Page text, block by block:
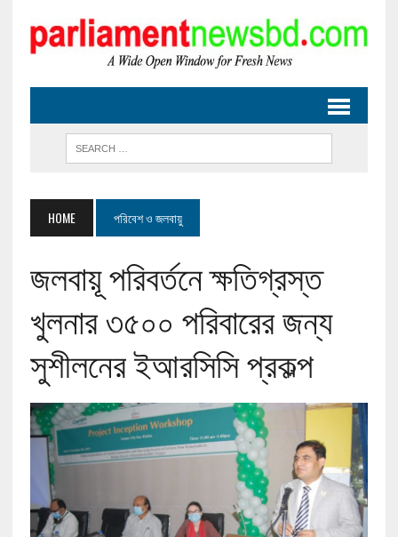
HOME পরিবেশ ও জলবায়ু
জলবায়ূ পরিবর্তনে ক্ষতিগ্রস্ত
খুলনার ৩৫০০ পরিবারের জন্য
সুশীলনের ইআরসিসি প্রকল্প